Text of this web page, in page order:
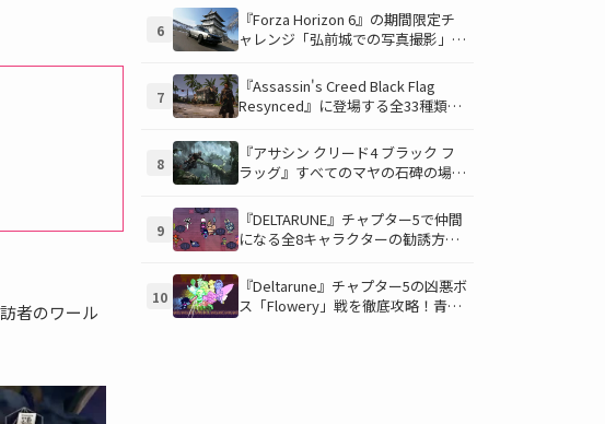
者のワール
ト」でしか到達できないお宝も明ら
かに
6
『Forza Horizon 6』の期間限定チ
ャレンジ「弘前城での写真撮影」攻
で日本の名城を駆け巡り、特別な報
酬を手に入れよう！
7
『Assassin's Creed Black Flag
Resynced』に登場する全33種類の
イルを自由にカスタマイズ！
8
『アサシン クリード4 ブラック フ
ラッグ』すべてのマヤの石碑の場所
ヤの衣装を入手して海賊ライフを有
利に進めよう！
9
『DELTARUNE』チャプター5で仲間
になる全8キャラクターの勧誘方法
スト攻略ガイド
10
『Deltarune』チャプター5の凶悪ボ
ス「Flowery」戦を徹底攻略！青い